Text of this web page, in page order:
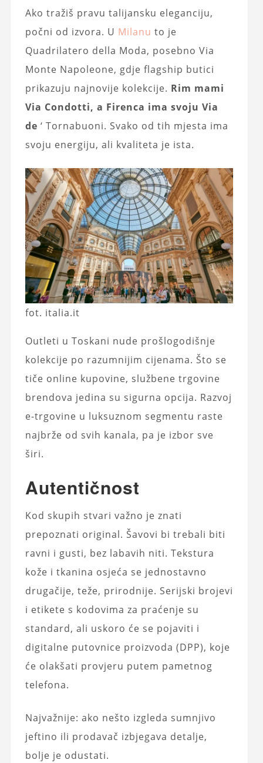
Ako tražiš pravu talijansku eleganciju,
počni od izvora. U Milanu to je
Quadrilatero della Moda, posebno Via
Monte Napoleone, gdje flagship butici
prikazuju najnovije kolekcije. Rim mami
Via Condotti, a Firenca ima svoju Via
de ‘ Tornabuoni. Svako od tih mjesta ima
svoju energiju, ali kvaliteta je ista.
fot. italia.it
Outleti u Toskani nude prošlogodišnje
kolekcije po razumnijim cijenama. Što se
tiče online kupovine, službene trgovine
brendova jedina su sigurna opcija. Razvoj
e-trgovine u luksuznom segmentu raste
najbrže od svih kanala, pa je izbor sve
širi.
Autentičnost
Kod skupih stvari važno je znati
prepoznati original. Šavovi bi trebali biti
ravni i gusti, bez labavih niti. Tekstura
kože i tkanina osjeća se jednostavno
drugačije, teže, prirodnije. Serijski brojevi
i etikete s kodovima za praćenje su
standard, ali uskoro će se pojaviti i
digitalne putovnice proizvoda (DPP), koje
će olakšati provjeru putem pametnog
telefona.
Najvažnije: ako nešto izgleda sumnjivo
jeftino ili prodavač izbjegava detalje,
bolje je odustati.